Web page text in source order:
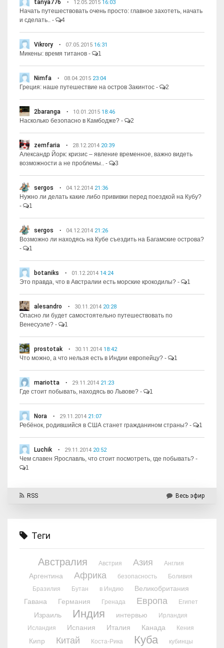
tanya776 12.05.2015 16:03
Начать путешествовать очень просто: главное захотеть, начать
и сделать.. - 4
Vikrory 07.05.2015 16:31
Микены: время титанов - 1
Nimfa 08.04.2015 23:04
Греция: наше путешествие на остров Закинтос - 2
2baranga 10.01.2015 18:46
Насколько безопасно в Камбодже? - 2
zemfaria 28.12.2014 20:39
Александр Йорк: кризис – явление временное, важно видеть
возможности а не проблемы.. - 3
sergos 04.12.2014 21:36
Нужно ли делать какие либо прививки перед поездкой на Кубу?
-
1
sergos 04.12.2014 21:26
Возможно ли находясь на Кубе съездить на Багамские острова?
-
1
botaniks 01.12.2014 14:24
Это правда, что в Австралии есть морские крокодилы? - 1
alesandro 30.11.2014 20:28
Опасно ли будет самостоятельно путешествовать по
Венесуэле? - 1
prostotak 30.11.2014 18:42
Что можно, а что нельзя есть в Индии европейцу? - 1
mariotta 29.11.2014 21:23
Где стоит побывать, находясь во Львове? - 1
Nora 29.11.2014 21:07
Ребёнок, родившийся в США станет гражданином страны? - 1
Luchik 29.11.2014 20:52
Чем славен Ярославль, что стоит посмотреть, где побывать? -
1
RSS Весь эфир
Теги
Австралия Австрия Азия Англия
Аргентина Африка безопасность
Боливия
Бразилия
Бутан в Индию
Великобритания
Гавана
Германия Гренада Европа Египет
Израиль Индия интервью
Ирландия
Исландия
Испания Италия Канада Кения
Кипр Китай Коста-Рика Куба кубинцы